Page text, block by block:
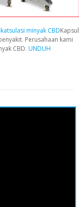
minyak CBDKapsul
Perusahaan kami
CBD. UNDUH